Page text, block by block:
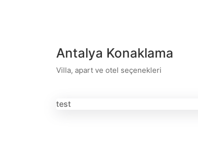
Antalya Konaklama
Villa, apart ve otel seçenekleri
test